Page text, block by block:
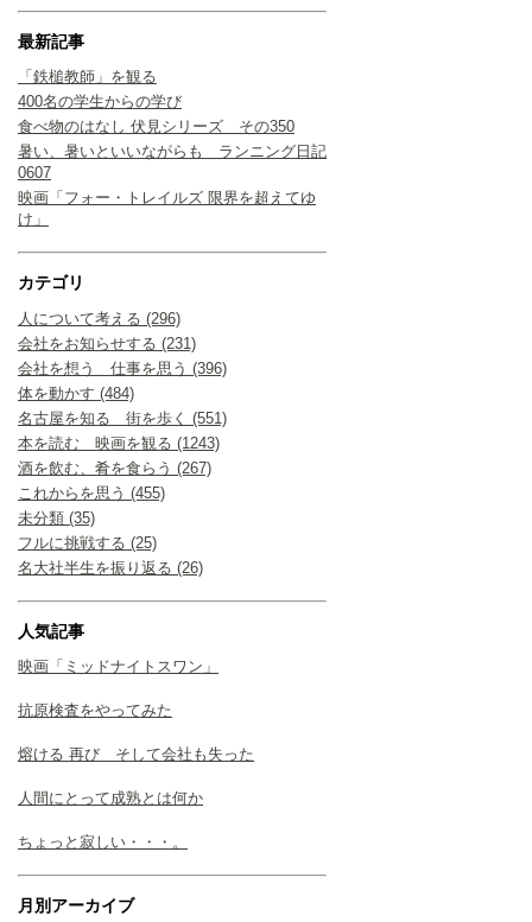
最新記事
「鉄槌教師」を観る
400名の学生からの学び
食べ物のはなし 伏見シリーズ その350
暑い、暑いといいながらも ランニング日記
0607
映画「フォー・トレイルズ 限界を超えてゆ
け」
カテゴリ
人について考える (296)
会社をお知らせする (231)
会社を想う 仕事を思う (396)
体を動かす (484)
名古屋を知る 街を歩く (551)
本を読む 映画を観る (1243)
酒を飲む、肴を食らう (267)
これからを思う (455)
未分類 (35)
フルに挑戦する (25)
名大社半生を振り返る (26)
人気記事
映画「ミッドナイトスワン」
抗原検査をやってみた
熔ける 再び そして会社も失った
人間にとって成熟とは何か
ちょっと寂しい・・・。
月別アーカイブ